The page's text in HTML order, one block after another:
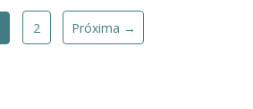
2 Próxima →